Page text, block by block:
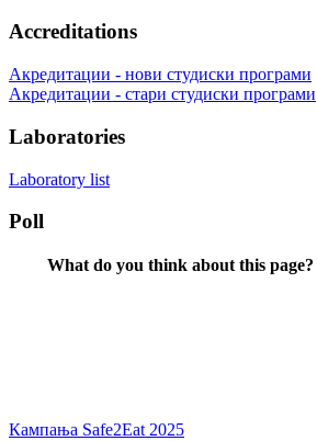
Accreditations
Акредитации - нови студиски програми
Акредитации - стари студиски програми
Laboratories
Laboratory list
Poll
What do you think about this page?
Кампања Safe2Eat 2025